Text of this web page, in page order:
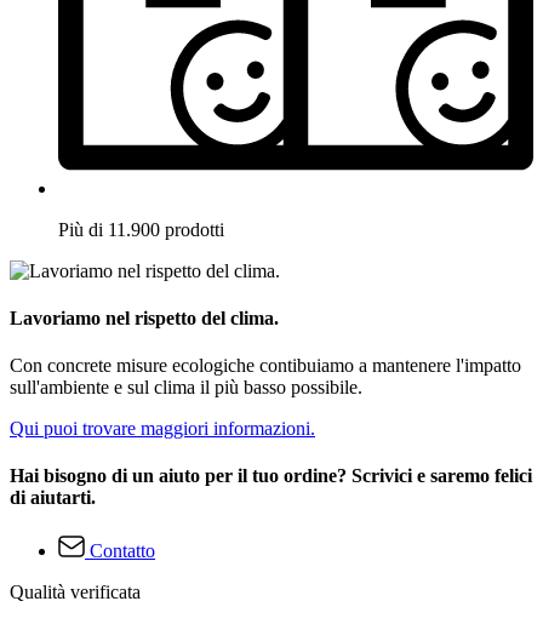
Più di 11.900 prodotti
Lavoriamo nel rispetto del clima.
Con concrete misure ecologiche contibuiamo a mantenere l'impatto
sull'ambiente e sul clima il più basso possibile.
Qui puoi trovare maggiori informazioni.
Hai bisogno di un aiuto per il tuo ordine? Scrivici e saremo felici
di aiutarti.
Contatto
Qualità verificata